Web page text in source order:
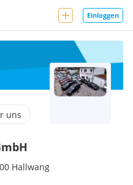
Einloggen
uns
Hallwang